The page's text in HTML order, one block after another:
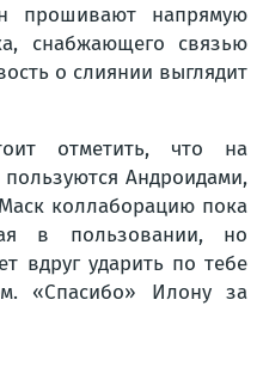
прошивают напрямую
снабжающего связью
о слиянии выглядит
отметить, что на
Андроидами,
коллаборацию пока
в пользовании, но
вдруг ударить по тебе
«Спасибо» Илону за